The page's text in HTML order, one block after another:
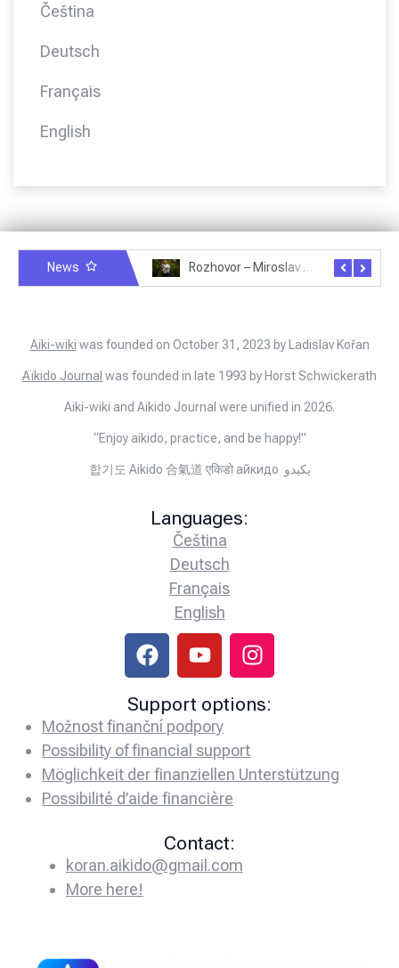
Čeština
Deutsch
Français
English
News
Aiki-wiki was founded on October 31, 2023 by Ladislav Kořan
Aïkido Journal was founded in late 1993 by Horst Schwickerath
Aiki-wiki and Aikido Journal were unified in 2026.
“Enjoy aikido, practice, and be happy!”
합기도 Aikido 合氣道 एकिडो айкидо يكيدو
Languages:
Čeština
Deutsch
Français
English
Support options:
Možnost finanční podpory
Possibility of financial support
Möglichkeit der finanziellen Unterstützung
Possibilité d’aide financière
Contact:
koran.aikido@gmail.com
More here!